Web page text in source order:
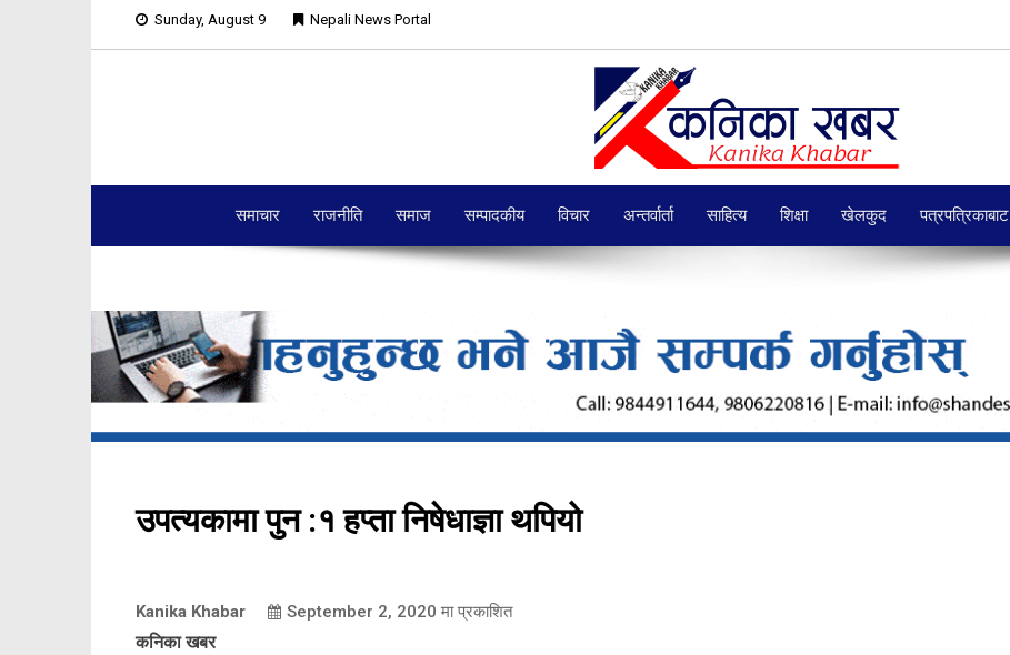
Sunday, August 9 Nepali News Portal
समाचार राजनीति समाज सम्पादकीय विचार अन्तर्वार्ता साहित्य शिक्षा खेलकुद पत्रपत्रिकाबाट
उपत्यकामा पुन :१ हप्ता निषेधाज्ञा थपियो
Kanika Khabar September 2, 2020 मा प्रकाशित
कनिका खबर